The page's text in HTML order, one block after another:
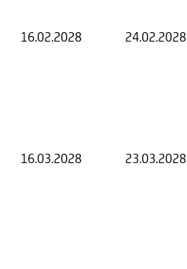
16.02.2028 24.02.2028
16.03.2028 23.03.2028